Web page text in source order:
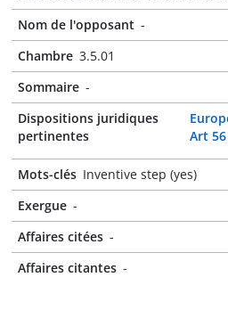
Nom de l'opposant -
Chambre 3.5.01
Sommaire -
Dispositions juridiques
pertinentes
Art
Mots-clés Inventive step (yes)
Exergue -
Affaires citées -
Affaires citantes -